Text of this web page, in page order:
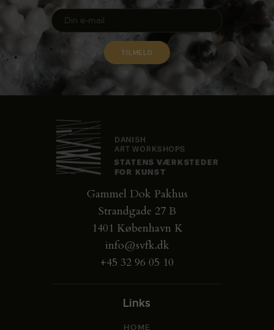
Gammel Dok Pakhus
Strandgade 27 B
1401 København K
info@svfk.dk
+45 32 96 05 10
Links
HOME